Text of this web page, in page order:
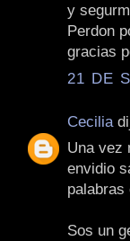
y
Perdon
gracias
21 DE
Cecilia
Una vez
envidio
palabras
Sos un